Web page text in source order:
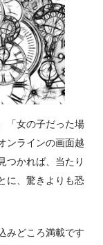
「女の子だった場
ンラインの画面越
つかれば、当たり
に、驚きよりも恐
みどころ満載です